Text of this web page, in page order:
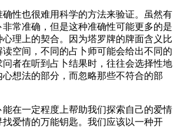
性也很难用科学的方法来验证。虽然有
常准确，但是这种准确性可能更多的是
理上的契合。因为塔罗牌的牌面含义比
空间，不同的占卜师可能会给出不同的
者在听到占卜结果时，往往会选择性地
想法的部分，而忽略那些不符合的部
在一定程度上帮助我们探索自己的爱情
爱情的万能钥匙。我们应该以一种开